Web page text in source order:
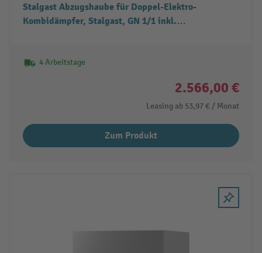
Stalgast Abzugshaube für Doppel-Elektro-
Kombidämpfer, Stalgast, GN 1/1 inkl.
4 Arbeitstage
2.566,00 €
Leasing ab 53,97 € / Monat
Zum Produkt